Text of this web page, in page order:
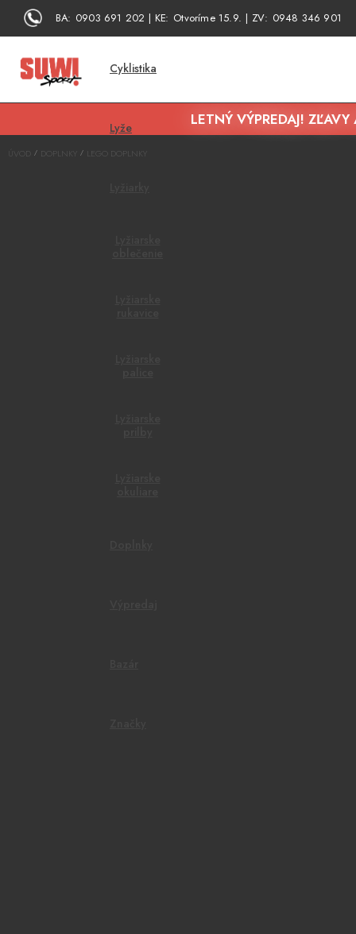
BA: 0903 691 202 KE: Otvoríme 15.9. ZV: 0948 346 901
Cyklistika
Lyže LETNÝ VÝPREDAJ!
ÚVOD / DOPLNKY / LEGO DOPLNKY